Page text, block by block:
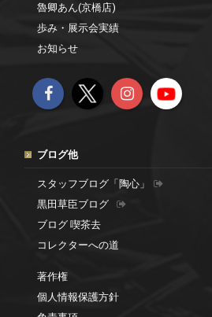
魯卿あん(京橋店)
歩み・展示会実績
お知らせ
ブログ他
スタッフブログ「陶心」
黒田草臣ブログ
ブログ 喫茶去
コレクターへの道
著作権
個人情報保護方針